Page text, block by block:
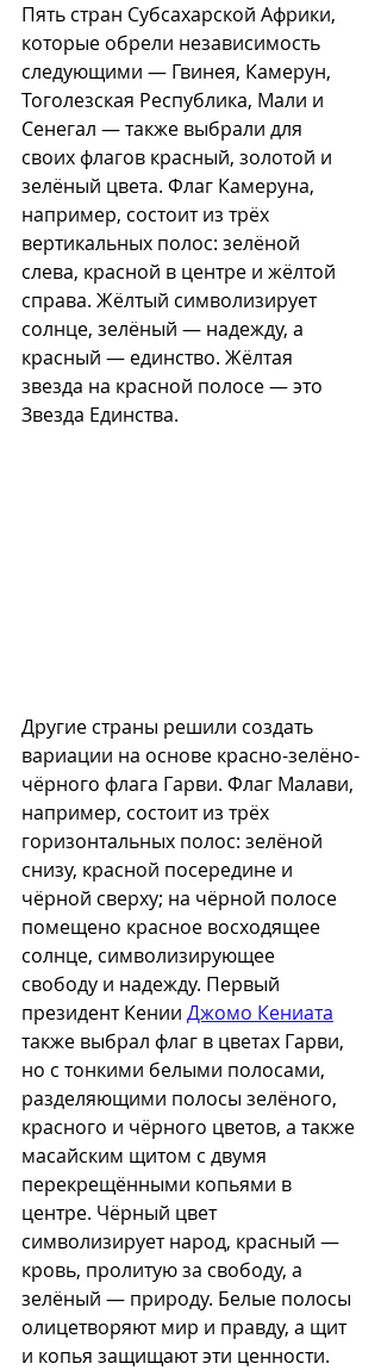
Пять стран Субсахарской Африки,
которые обрели независимость
следующими — Гвинея, Камерун,
Тоголезская Республика, Мали и
Сенегал — также выбрали для
своих флагов красный, золотой и
зелёный цвета. Флаг Камеруна,
например, состоит из трёх
вертикальных полос: зелёной
слева, красной в центре и жёлтой
справа. Жёлтый символизирует
солнце, зелёный — надежду, а
красный — единство. Жёлтая
звезда на красной полосе — это
Звезда Единства.
Другие страны решили создать
вариации на основе красно-зелёно-
чёрного флага Гарви. Флаг Малави,
например, состоит из трёх
горизонтальных полос: зелёной
снизу, красной посередине и
чёрной сверху; на чёрной полосе
помещено красное восходящее
солнце, символизирующее
свободу и надежду. Первый
президент Кении Джомо Кениата
также выбрал флаг в цветах Гарви,
но с тонкими белыми полосами,
разделяющими полосы зелёного,
красного и чёрного цветов, а также
масайским щитом с двумя
перекрещёнными копьями в
центре. Чёрный цвет
символизирует народ, красный —
кровь, пролитую за свободу, а
зелёный — природу. Белые полосы
олицетворяют мир и правду, а щит
и копья защищают эти ценности.